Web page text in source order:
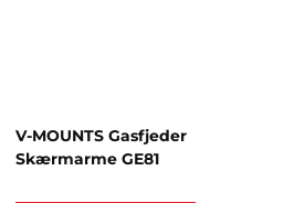
V-MOUNTS Gasfjeder
Skærmarme GE81